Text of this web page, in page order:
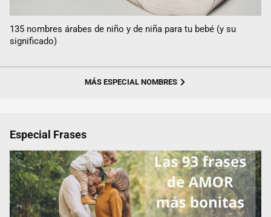
135 nombres árabes de niño y de niña para tu bebé (y su
significado)
MÁS ESPECIAL NOMBRES
Especial Frases